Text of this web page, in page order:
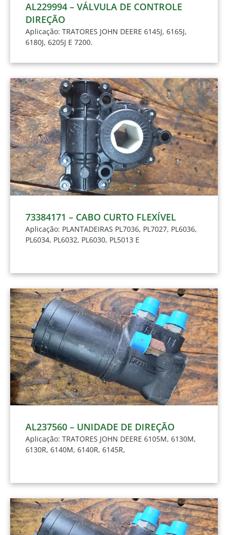
AL229994 – VÁLVULA DE CONTROLE
DIREÇÃO
Aplicação: TRATORES JOHN DEERE 6145J, 6165J,
6180J, 6205J E 7200.
73384171 – CABO CURTO FLEXÍVEL
Aplicação: PLANTADEIRAS PL7036, PL7027, PL6036,
PL6034, PL6032, PL6030, PL5013 E
AL237560 – UNIDADE DE DIREÇÃO
Aplicação: TRATORES JOHN DEERE 6105M, 6130M,
6130R, 6140M, 6140R, 6145R,